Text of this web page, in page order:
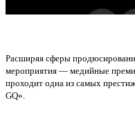
Расширяя сферы
мероприятия — медийные
проходит одна из самых
GQ».